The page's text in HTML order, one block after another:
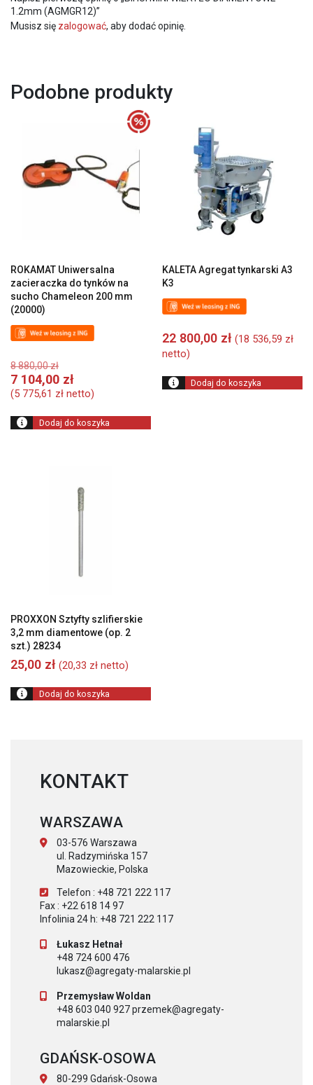
1.2mm (AGMGR12)”
Musisz się zalogować, aby dodać opinię.
Podobne produkty
ROKAMAT Uniwersalna
zacieraczka do tynków na
sucho Chameleon 200 mm
(20000)
8 880,00złPierwotna
cena
wynosiła:
880,00 zł.
7 104,00 zł
Aktualna
cena
7
104,00 zł.
(5 775,61 zł netto)
Dodaj do koszyka
KALETA Agregat tynkarski A3
K3
22 800,00 zł (18 536,59 zł
netto)
Dodaj do koszyka
PROXXON Sztyfty szlifierskie
3,2 mm diamentowe (op. 2
szt.) 28234
25,00 zł (20,33 zł netto)
Dodaj do koszyka
KONTAKT
WARSZAWA
03-576 Warszawa
ul. Radzymińska 157
Mazowieckie, Polska
Telefon : +48 721 222 117
Fax : +22 618 14 97
Infolinia 24 h: +48 721 222 117
Łukasz Hetnał
+48 724 600 476
lukasz@agregaty-malarskie.pl
Przemysław Woldan
+48 603 040 927 przemek@agregaty-
malarskie.pl
GDAŃSK-OSOWA
80-299 Gdańsk-Osowa